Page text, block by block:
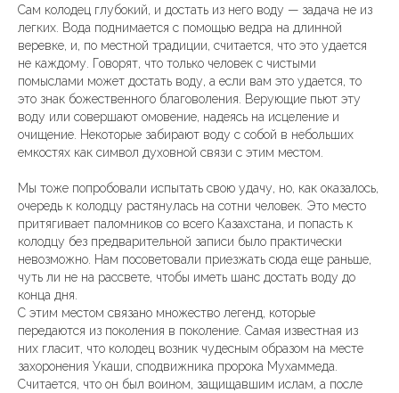
Сам колодец глубокий, и достать из него воду — задача не из
легких. Вода поднимается с помощью ведра на длинной
веревке, и, по местной традиции, считается, что это удается
не каждому. Говорят, что только человек с чистыми
помыслами может достать воду, а если вам это удается, то
это знак божественного благоволения. Верующие пьют эту
воду или совершают омовение, надеясь на исцеление и
очищение. Некоторые забирают воду с собой в небольших
емкостях как символ духовной связи с этим местом.
Мы тоже попробовали испытать свою удачу, но, как оказалось,
очередь к колодцу растянулась на сотни человек. Это место
притягивает паломников со всего Казахстана, и попасть к
колодцу без предварительной записи было практически
невозможно. Нам посоветовали приезжать сюда еще раньше,
чуть ли не на рассвете, чтобы иметь шанс достать воду до
конца дня.
С этим местом связано множество легенд, которые
передаются из поколения в поколение. Самая известная из
них гласит, что колодец возник чудесным образом на месте
захоронения Укаши, сподвижника пророка Мухаммеда.
Считается, что он был воином, защищавшим ислам, а после